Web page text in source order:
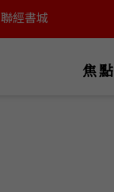
聯經書城
焦點